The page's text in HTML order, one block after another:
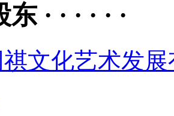
· · · · · ·
祺文化艺术发